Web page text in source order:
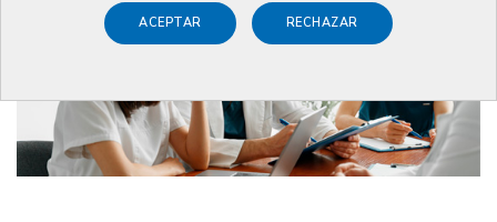
ACEPTAR RECHAZAR